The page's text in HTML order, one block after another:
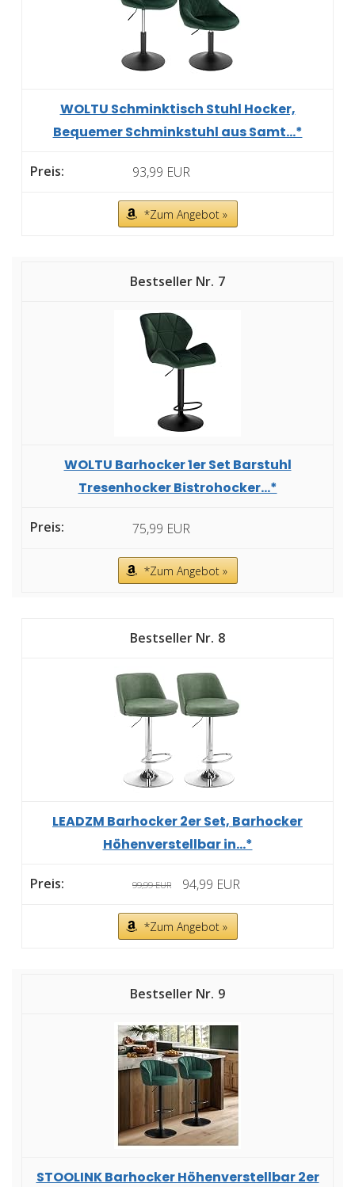
WOLTU Schminktisch Stuhl Hocker,
Bequemer Schminkstuhl aus Samt...*
93,99 EUR
*Zum Angebot »
7
WOLTU Barhocker 1er Set Barstuhl
Tresenhocker Bistrohocker...*
75,99 EUR
*Zum Angebot »
8
LEADZM Barhocker 2er Set, Barhocker
Höhenverstellbar in...*
99,99 EUR 94,99 EUR
*Zum Angebot »
9
STOOLINK Barhocker Höhenverstellbar 2er